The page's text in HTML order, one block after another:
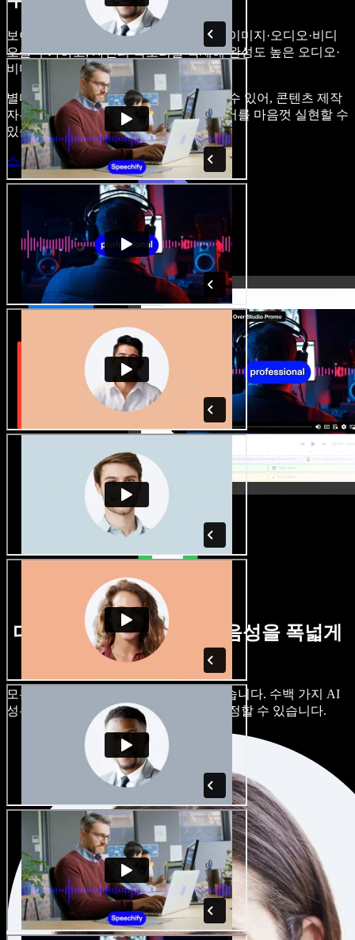
보이스오버를 만들고, 로열티 프리 스톡 이미지·오디오·비디
오를 추가하고, 자신의 목소리를 복제해 완성도 높은 오디오·
비디오 프로젝트를 완성할 수 있습니다.
별다른 학습 없이 브라우저에서 바로 쓸 수 있어, 콘텐츠 제작
자는 기존의 제약을 벗어나 모든 아이디어를 마음껏 실현할 수
있습니다.
스튜디오 시작하기
다양한 억양의 남성·여성 음성을 폭넓게
제공합니다
모든 프로젝트가 똑같이 들릴 필요는 없습니다. 수백 가지 AI
성우와 억양 중에서 고르고, 세부까지 조정할 수 있습니다.